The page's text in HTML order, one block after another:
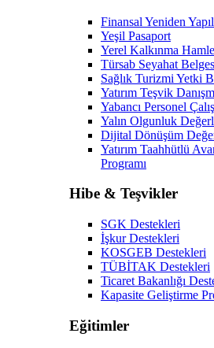
Finansal Yeniden
Yeşil Pasaport
Yerel Kalkınma
Türsab Seyahat
Sağlık Turizmi Yetki
Yatırım Teşvik
Yabancı Personel
Yalın Olgunluk
Dijital Dönüşüm
Yatırım Taahhütlü
Programı
Hibe & Teşvikler
SGK Destekleri
İşkur Destekleri
KOSGEB Destekleri
TÜBİTAK Destekleri
Ticaret Bakanlığı
Kapasite Geliştirme
Eğitimler